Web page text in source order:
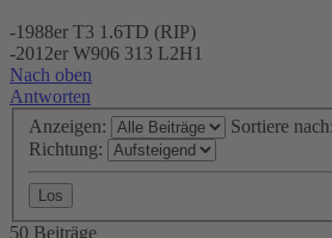
-1988er T3 1.6TD (RIP)
-2012er W906 313 L2H1
Nach oben
Antworten
Anzeigen:
Sortiere nach:
Richtung:
50 Beiträge